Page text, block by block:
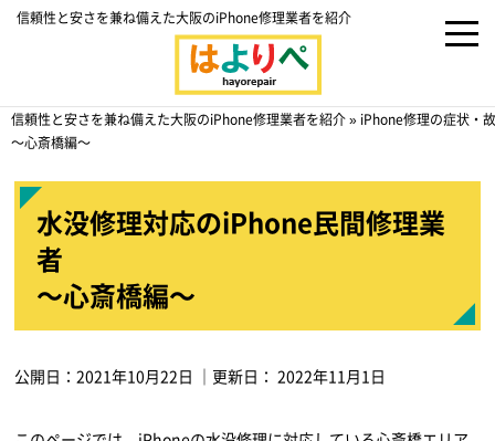
信頼性と安さを兼ね備えた大阪のiPhone修理業者を紹介
信頼性と安さを兼ね備えた大阪のiPhone修理業者を紹介» iPhone修理の症状・
～心斎橋編～
水没修理対応のiPhone民間修理業
者
～心斎橋編～
公開日：2021年10月22日 ｜更新日：2022年11月1日